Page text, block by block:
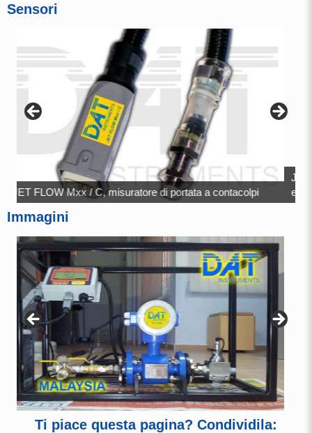
Sensori
di portata a contacolpi
JET FLOWM xx / E,
elettromagnetico
Immagini
Ti piace questa pagina? Condividila: